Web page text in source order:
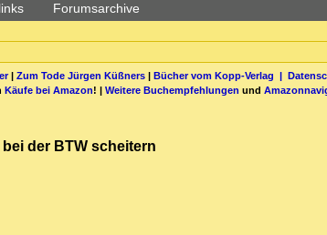
Forumsarchive
| Zum Tode Jürgen Küßners| Bücher vom Kopp-Verlag |
Käufe bei Amazon! | Weitere Buchempfehlungen und
der BTW scheitern